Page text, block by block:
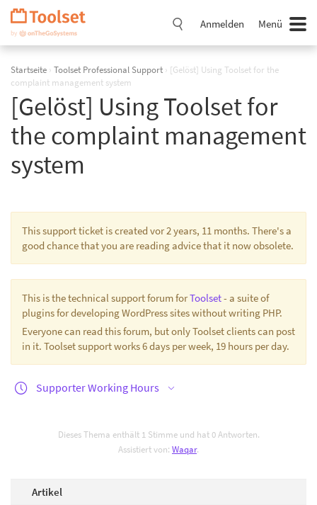
Navigation
überspringen
Anmelden Menü
Startseite › Toolset Professional Support › [Gelöst] Using Toolset for the
complaint management system
[Gelöst] Using Toolset for
the complaint management
system
This support ticket is created vor 2 years, 11 months. There's a
good chance that you are reading advice that it now obsolete.
This is the technical support forum forToolset- a suite of
plugins for developing WordPress sites without writing PHP.
Everyone can read this forum, but only Toolset clients can post
in it. Toolset support works 6 days per week, 19 hours per day.
Supporter Working Hours
Dieses Thema enthält 1 Stimme und hat 0 Antworten.
Assistiert von: Waqar.
Artikel